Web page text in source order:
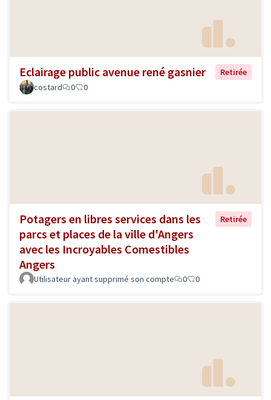
Eclairage public avenue rené gasnier
Retirée
costard
0 0
Potagers en libres services dans les
parcs et places de la ville d'Angers
avec les Incroyables Comestibles
Angers
Retirée
Utilisateur ayant supprimé son compte 0 0